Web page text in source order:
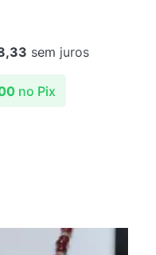
no Pix
sem juros